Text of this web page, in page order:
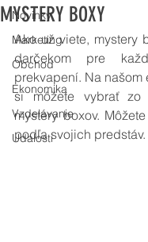
Novinky
Marketing
Obchod
Ekonomika
Vzdelávanie
Udalosti
MYSTERY BOXY
Ako už viete, mystery
darčekom pre
prekvapení. Na našom
si môžete vybrať zo
mystery boxov.
podľa svojich predstáv.